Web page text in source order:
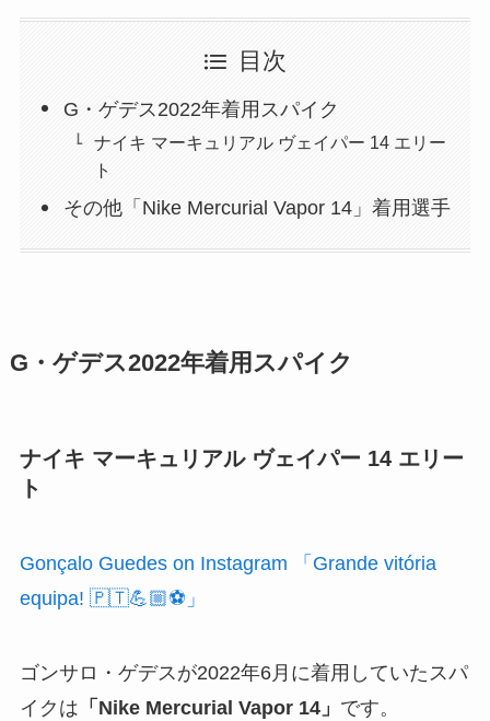
目次
G・ゲデス2022年着用スパイク
ナイキ マーキュリアル ヴェイパー 14 エリー
ト
その他「Nike Mercurial Vapor 14」着用選手
G・ゲデス2022年着用スパイク
ナイキ マーキュリアル ヴェイパー 14 エリー
ト
Gonçalo Guedes on Instagram 「Grande vitória
equipa! 🇵🇹💪🏼⚽️」
ゴンサロ・ゲデスが2022年6月に着用していたスパ
イクは 「Nike Mercurial Vapor 14」 です。